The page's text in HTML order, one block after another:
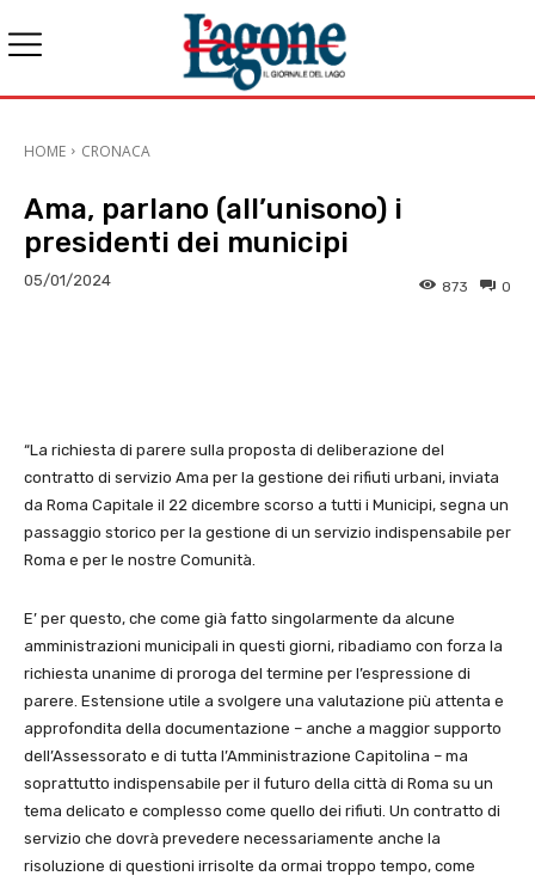
HOME CRONACA
Ama, parlano (all’unisono) i
presidenti dei municipi
05/01/2024 0
873
“La richiesta di parere sulla proposta di deliberazione del
contratto di servizio Ama per la gestione dei rifiuti urbani, inviata
da Roma Capitale il 22 dicembre scorso a tutti i Municipi, segna un
passaggio storico per la gestione di un servizio indispensabile per
Roma e per le nostre Comunità.
E’ per questo, che come già fatto singolarmente da alcune
amministrazioni municipali in questi giorni, ribadiamo con forza la
richiesta unanime di proroga del termine per l’espressione di
parere. Estensione utile a svolgere una valutazione più attenta e
approfondita della documentazione – anche a maggior supporto
dell’Assessorato e di tutta l’Amministrazione Capitolina – ma
soprattutto indispensabile per il futuro della città di Roma su un
tema delicato e complesso come quello dei rifiuti. Un contratto di
servizio che dovrà prevedere necessariamente anche la
risoluzione di questioni irrisolte da ormai troppo tempo, come